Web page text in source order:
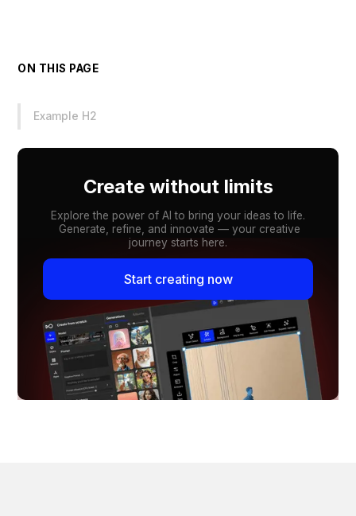
ON THIS PAGE
Example H2
Create without limits
Explore the power of AI to bring your ideas to life.
Generate, refine, and innovate — your creative
journey starts here.
Start creating now